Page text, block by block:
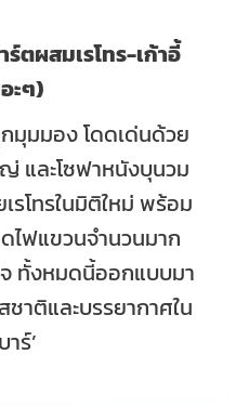
ร์ตผสมเรโทร-เก้าอี้
ะๆ)
มุมมอง โดดเด่นด้วย
และโซฟาหนังบุนวม
รโทรในมิติใหม่ พร้อม
ฟแขวนจำนวนมาก
ทั้งหมดนี้ออกแบบมา
าติและบรรยากาศใน
ร์’